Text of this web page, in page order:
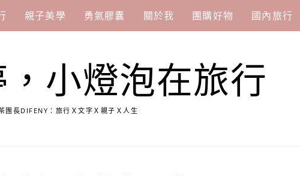
親子美學 勇氣膠囊 關於我 團購好物 國內旅行
小燈泡在旅行
團長DIFENY：旅行Ｘ文字Ｘ親子Ｘ人生